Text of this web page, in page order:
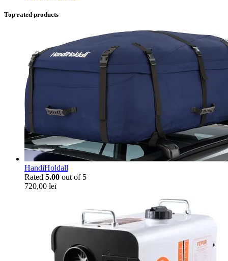
Top rated products
HandiHoldall
Rated 5.00 out of 5
720,00 lei